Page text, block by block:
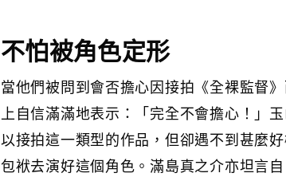
不怕被角色定形
當他們被問到會否擔心因接拍《全裸監督
上自信滿滿地表示：「完全不會擔心！」
以接拍這一類型的作品，但卻遇不到甚麼
包袱去演好這個角色。滿島真之介亦坦言